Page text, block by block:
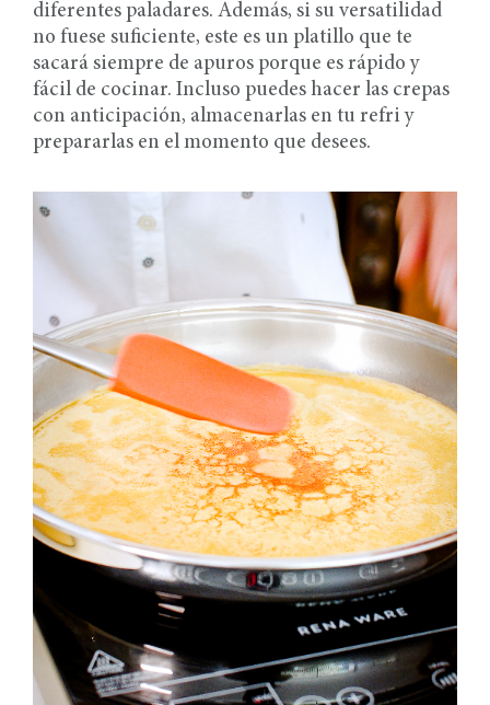
diferentes paladares. Además, si su versatilidad
no fuese suficiente, este es un platillo que te
sacará siempre de apuros porque es rápido y
fácil de cocinar. Incluso puedes hacer las crepas
con anticipación, almacenarlas en tu refri y
prepararlas en el momento que desees.